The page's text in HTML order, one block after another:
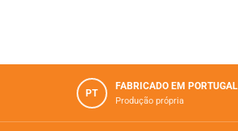
PT
FABRICADO EM PORTUGAL
Produção própria